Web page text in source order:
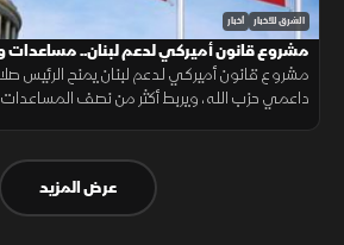
الشرق للأخبار أخبار
مشروع قانون أميركي لدعم لبنان.. مساعدات
مشروع قانون أميركي لدعم لبنان يمنح الرئيس
داعمي حزب الله، ويربط أكثر من نصف
عرض المزيد